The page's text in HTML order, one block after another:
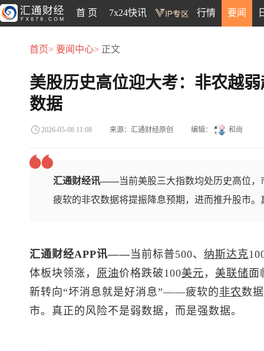
首 页 7x24快讯 行情 要闻
首页> 要闻中心> 正文
美股历史高位迎大考：非农越
数据
2026-05-08 11:08 来源：汇通财经原创 编辑： 和尚
汇通财经讯——当前美股三大指数均处历史高位
疲软的非农数据将提振降息预期，进而推升股市
汇通财经APP讯——当前标普500、 纳斯达克
体板块领涨， 原油价格跌破100美元 ， 美联储面
新转向“坏消息就是好消息”——疲软的非农数
市。真正的风险不是弱数据，而是强数据。